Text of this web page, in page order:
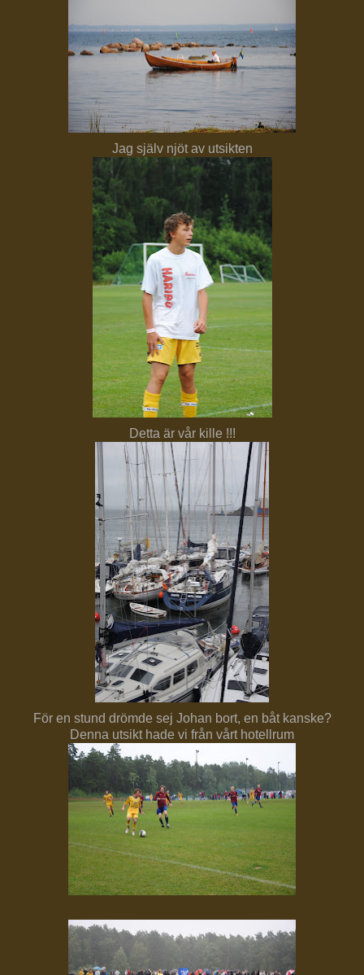
Jag själv njöt av utsikten
Detta är vår kille !!!
För en stund drömde sej Johan bort, en båt kanske?
Denna utsikt hade vi från vårt hotellrum